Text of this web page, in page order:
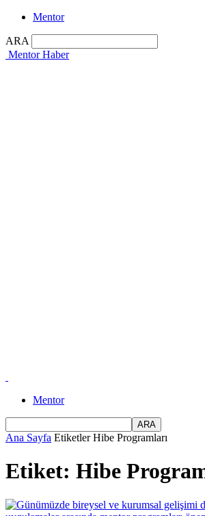
Mentor
ARA
Mentor Haber
Mentor
Ana Sayfa Etiketler Hibe Programları
Etiket: Hibe